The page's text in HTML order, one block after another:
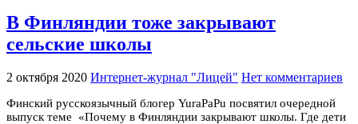
В Финляндии тоже закрывают
сельские школы
2 октября 2020 Интернет-журнал "Лицей" Нет комментариев
Финский русскоязычный блогер YuraPaPu посвятил очередной
выпуск теме «Почему в Финляндии закрывают школы. Где дети